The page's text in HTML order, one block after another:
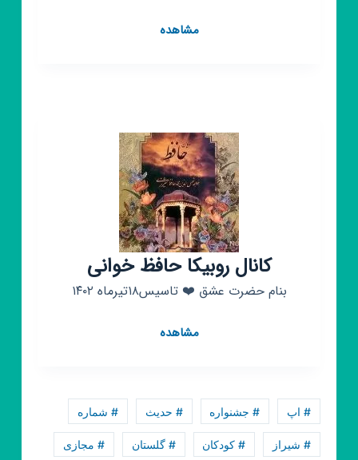
مشاهدهکانال
کانال روبیکا حافظ خوانی
بنام حضرت عشق ❤️ تاسیس۱۸تیرماه ۱۴۰۲
مشاهدهکانال
# اپ # جشنواره # حدیث # شماره
# شیراز # کودکان # گلستان # مجازی